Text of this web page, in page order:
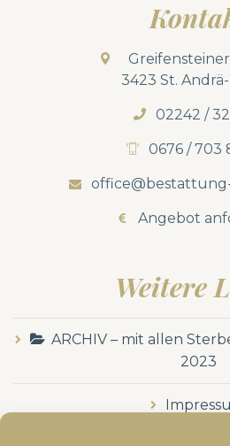
3423 St.
02242 /
0676 / 703
Angebot
Weitere
ARCHIV – mit allen
2023